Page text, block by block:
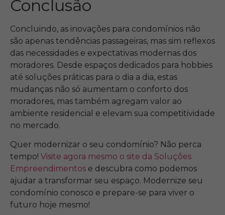
Conclusão
Concluindo, as inovações para condomínios não
são apenas tendências passageiras, mas sim reflexos
das necessidades e expectativas modernas dos
moradores. Desde espaços dedicados para hobbies
até soluções práticas para o dia a dia, estas
mudanças não só aumentam o conforto dos
moradores, mas também agregam valor ao
ambiente residencial e elevam sua competitividade
no mercado.
Quer modernizar o seu condomínio? Não perca
tempo! Visite agora mesmo o site da Soluções
Empreendimentos e descubra como podemos
ajudar a transformar seu espaço. Modernize seu
condomínio conosco e prepare-se para viver o
futuro hoje mesmo!